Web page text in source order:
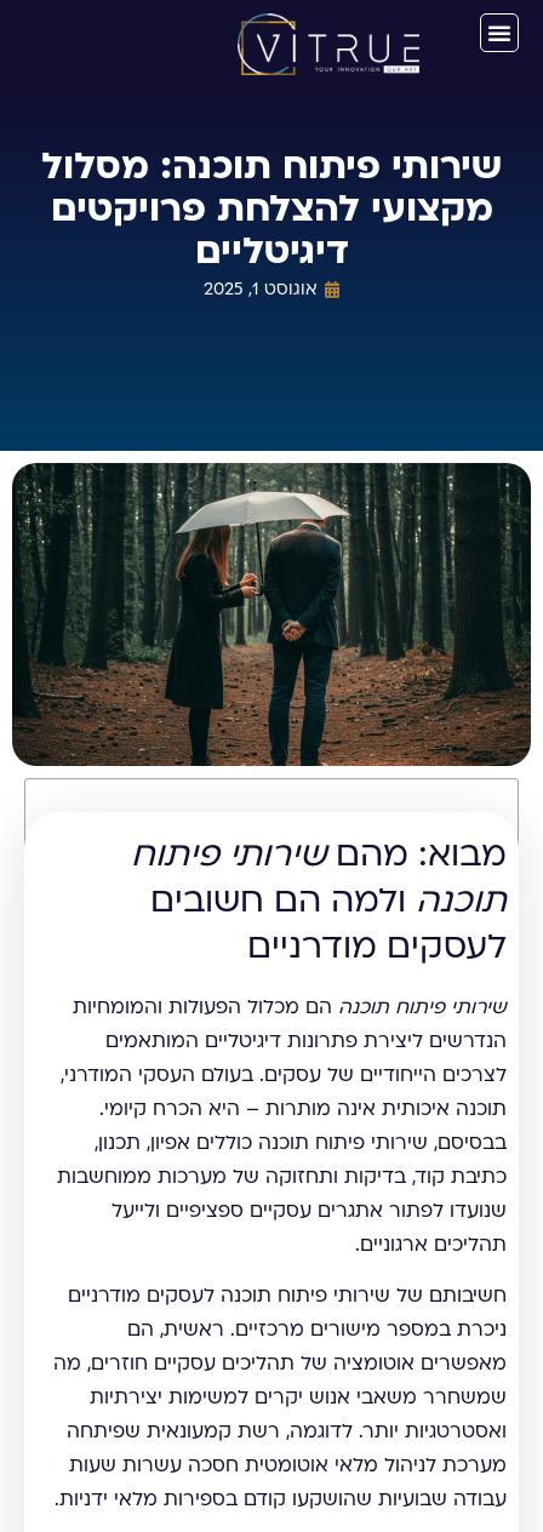
שירותי פיתוח תוכנה: מסלול
מקצועי להצלחת פרויקטים
דיגיטליים
אוגוסט 1, 2025
מבוא: מהםשירותי פיתוח
תוכנה ולמה הם חשובים
לעסקים מודרניים
שירותי פיתוח תוכנה הם מכלול הפעולות והמומחיות
הנדרשים ליצירת פתרונות דיגיטליים המותאמים
לצרכים הייחודיים של עסקים. בעולם העסקי המודרני,
תוכנה איכותית אינה מותרות – היא הכרח קיומי.
בבסיסם, שירותי פיתוח תוכנה כוללים אפיון, תכנון,
כתיבת קוד, בדיקות ותחזוקה של מערכות ממוחשבות
שנועדו לפתור אתגרים עסקיים ספציפיים ולייעל
תהליכים ארגוניים.
חשיבותם של שירותי פיתוח תוכנה לעסקים מודרניים
ניכרת במספר מישורים מרכזיים. ראשית, הם
מאפשרים אוטומציה של תהליכים עסקיים חוזרים, מה
שמשחרר משאבי אנוש יקרים למשימות יצירתיות
ואסטרטגיות יותר. לדוגמה, רשת קמעונאית שפיתחה
מערכת לניהול מלאי אוטומטית חסכה עשרות שעות
עבודה שבועיות שהושקעו קודם בספירות מלאי ידניות.